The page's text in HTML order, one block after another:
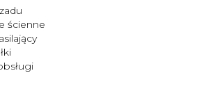
ścienne